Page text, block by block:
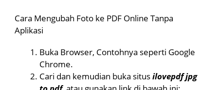
Cara Mengubah Foto ke PDF Online Tanpa
Aplikasi
Buka Browser, Contohnya seperti Google
Chrome.
Cari dan kemudian buka situsilovepdf jpg